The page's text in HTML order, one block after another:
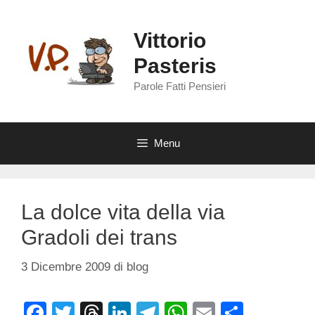
contenuto
Vittorio
Pasteris
Parole Fatti Pensieri
Menu
La dolce vita della via
Gradoli dei trans
3 Dicembre 2009 di blog